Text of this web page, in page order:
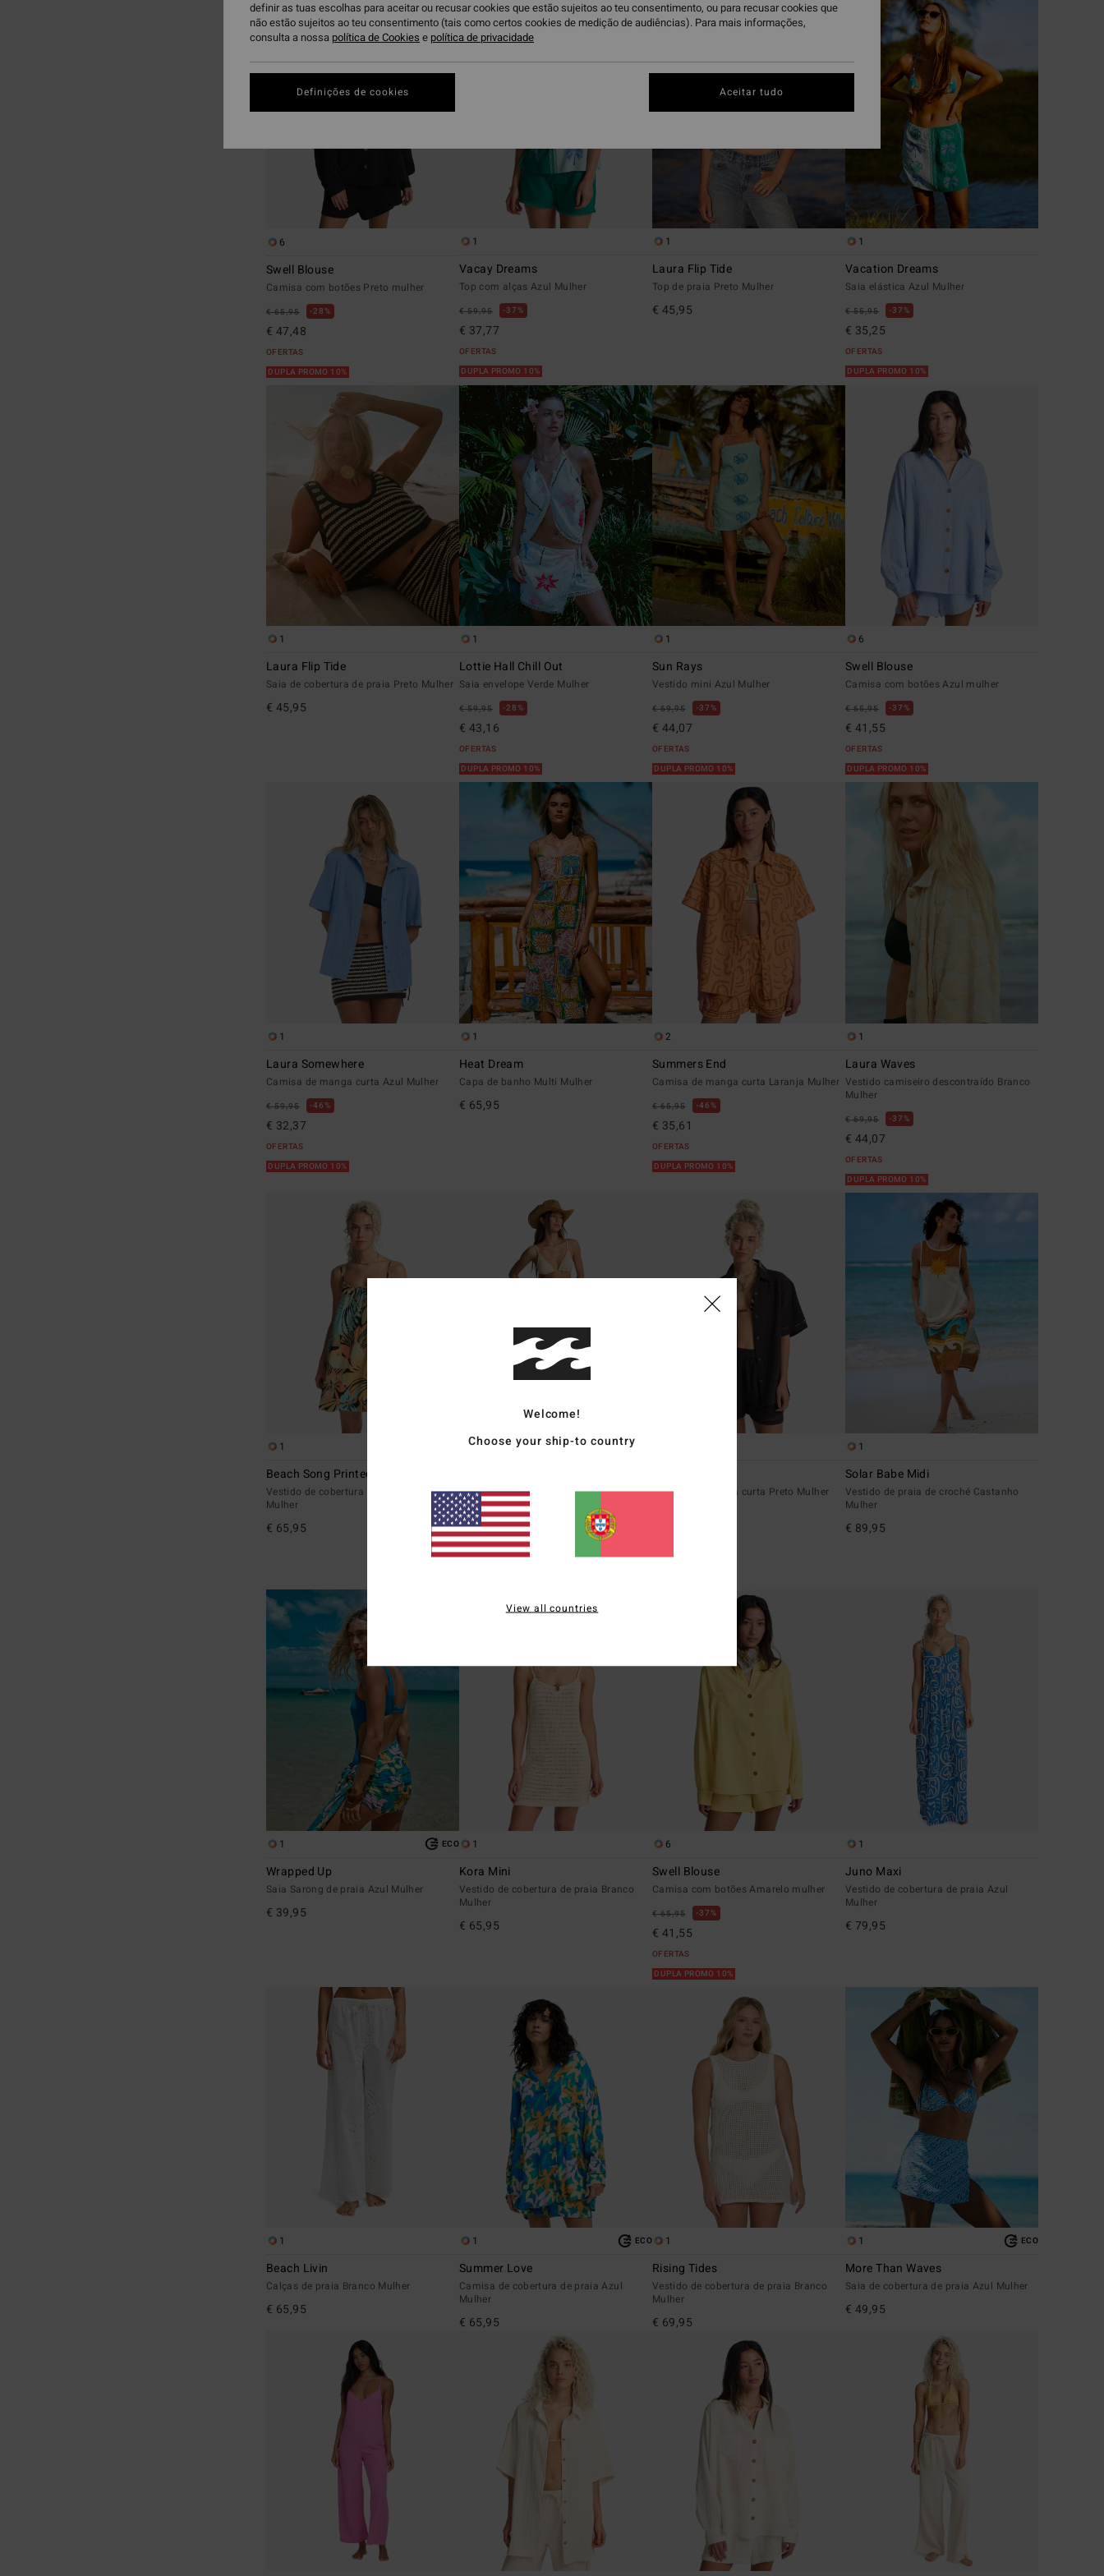
para
procurar
de
filtragem
para
ordenar
6
Swell Blouse
Camisa com botões Preto mulher
€ 65,95 28%
€ 47,48
OFERTAS
DUPLA PROMO 10%
1
Vacay Dreams
Top com alças Azul Mulher
€ 59,95 37%
€ 37,77
OFERTAS
DUPLA PROMO 10%
1
Laura Flip Tide
Top de praia Preto Mulher
€ 45,95
1
Vacation Dreams
Saia elástica Azul Mulher
€ 55,95 37%
€ 35,25
OFERTAS
DUPLA PROMO 10%
1
Laura Flip Tide
Saia de cobertura de praia Preto Mulher
€ 45,95
1
Lottie Hall Chill Out
Saia envelope Verde Mulher
€ 59,95 28%
€ 43,16
OFERTAS
DUPLA PROMO 10%
1
Sun Rays
Vestido mini Azul Mulher
€ 69,95 37%
€ 44,07
OFERTAS
DUPLA PROMO 10%
6
Swell Blouse
Camisa com botões Azul mulher
€ 65,95 37%
€ 41,55
OFERTAS
DUPLA PROMO 10%
1
Laura Somewhere
Camisa de manga curta Azul Mulher
€ 59,95 46%
€ 32,37
OFERTAS
DUPLA PROMO 10%
1
Heat Dream
Capa de banho Multi Mulher
€ 65,95
2
Summers End
Camisa de manga curta Laranja Mulher
€ 65,95 46%
€ 35,61
OFERTAS
DUPLA PROMO 10%
1
Laura Waves
Vestido camiseiro descontraído Branco
Mulher
€ 69,95 37%
€ 44,07
OFERTAS
DUPLA PROMO 10%
1
Beach Song Printed Mini
Vestido de cobertura de praia Multi
Mulher
€ 65,95
1
Calças de praia Bege Mulher
€ 65,95
Camisa de manga curta Preto Mulher
OFERTAS
1
Solar Babe Midi
Vestido de praia de croché Castanho
Mulher
€ 89,95
1 ECO
Wrapped Up
Saia Sarong de praia Azul Mulher
€ 39,95
1
Kora Mini
Vestido de cobertura de praia Branco
Mulher
€ 65,95
6
Swell Blouse
Camisa com botões Amarelo mulher
€ 65,95 37%
€ 41,55
OFERTAS
DUPLA PROMO 10%
1
Juno Maxi
Vestido de cobertura de praia Azul
Mulher
€ 79,95
1
Beach Livin
Calças de praia Branco Mulher
€ 65,95
1 ECO
Summer Love
Camisa de cobertura de praia Azul
Mulher
€ 65,95
1
Rising Tides
Vestido de cobertura de praia Branco
Mulher
€ 69,95
1 ECO
More Than Waves
Saia de cobertura de praia Azul Mulher
€ 49,95
Welcome!
Choose your ship-to country
View all countries
definir as tuas escolhas para aceitar ou recusar cookies que estão sujeitos ao teu consentimento, ou para recusar cookies que
não estão sujeitos ao teu consentimento (tais como certos cookies de medição de audiências). Para mais informações,
consulta a nossa política de Cookies e política de privacidade
Definições de cookies Aceitar tudo